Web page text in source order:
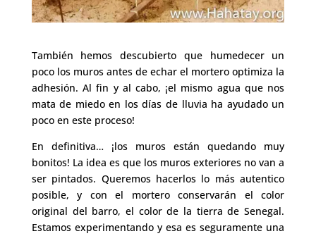
También hemos descubierto que humedecer un
poco los muros antes de echar el mortero optimiza la
adhesión. Al fin y al cabo, ¡el mismo agua que nos
mata de miedo en los días de lluvia ha ayudado un
poco en este proceso!
En definitiva… ¡los muros están quedando muy
bonitos! La idea es que los muros exteriores no van a
ser pintados. Queremos hacerlos lo más autentico
posible, y con el mortero conservarán el color
original del barro, el color de la tierra de Senegal.
Estamos experimentando y esa es seguramente una